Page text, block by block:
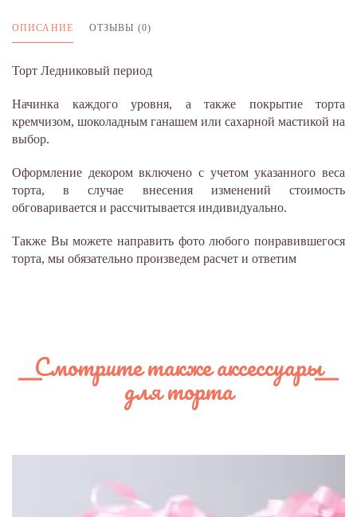
ОПИСАНИЕ ОТЗЫВЫ (0)
Торт Ледниковый период
Начинка каждого уровня, а также покрытие торта
кремчизом, шоколадным ганашем или сахарной мастикой на
выбор.
Оформление декором включено с учетом указанного веса
торта, в случае внесения изменений стоимость
обговаривается и рассчитывается индивидуально.
Также Вы можете направить фото любого понравившегося
торта, мы обязательно произведем расчет и ответим
Смотрите также аксессуары
для торта